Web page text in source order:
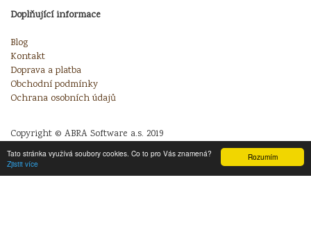
Rozumím
Tato stránka využívá soubory cookies. Co to pro Vás znamená?
Zjistit více
Doplňující informace
Blog
Kontakt
Doprava a platba
Obchodní podmínky
Ochrana osobních údajů
Copyright © ABRA Software a.s. 2019